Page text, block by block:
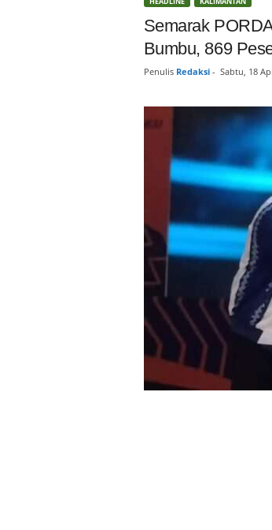
Semarak
Bumbu, 869
Penulis Redaksi- Sabtu, 18